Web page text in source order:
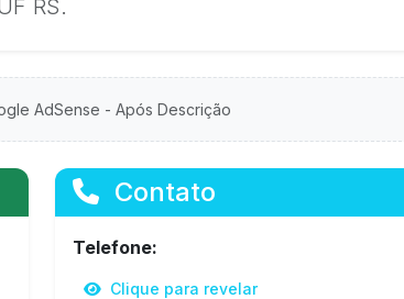
RS.
AdSense - Após Descrição
Contato
Telefone:
Clique para revelar